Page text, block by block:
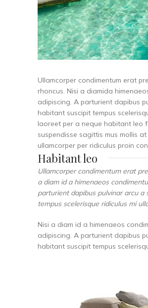
Ullamcorper condimentum erat
rhoncus. Nisi a diamida
adipiscing. A parturient dapibus
habitant suscipit tempus
laoreet per a neque habitant leo
suspendisse sagittis mus mollis
ullamcorper per ridiculus proin
Habitant leo
Ullamcorper condimentum erat
a diam id a himenaeos
parturient dapibus pulvinar arcu
tempus scelerisque ridiculus mi
Nisi a diam id a himenaeos
adipiscing. A parturient dapibus
habitant suscipit tempus